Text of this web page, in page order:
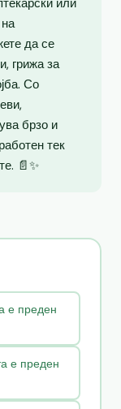
да се
грижа за
Со
брзо и
тек
📄✨
е преден
е преден